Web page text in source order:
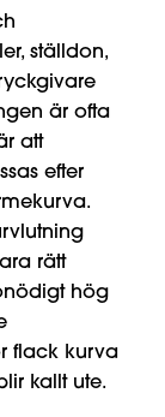
ställdon,
är ofta
att
efter
rätt
hög
flack kurva
kallt ute.